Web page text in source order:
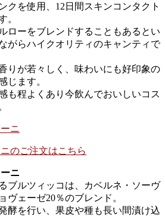
クを使用、12日間スキンコンタクト
。
ローをブレンドすることもあるとい
がらハイクオリティのキャンティで
りが若々しく、味わいにも好印象の
じます。
も程よくあり今飲んでおいしいコス
のご注文はこちら
ニ
ブルツィッコは、カベルネ・ソーヴ
ヴェーゼ20％のブレンド。
酵を行い、果皮や種も長い間漬け込